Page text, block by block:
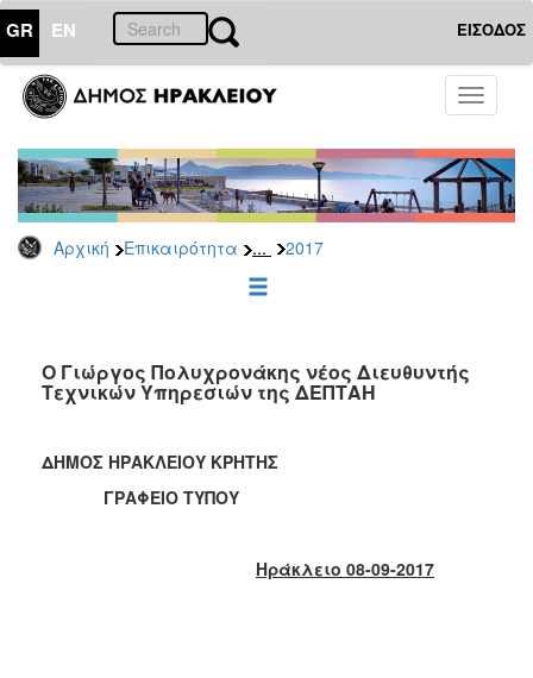
GR EN ΕΙΣΟΔΟΣ
Toggle
Αρχική Επικαιρότητα ... 2017
ΕΠΙΚΑΙΡΟΤΗΤΑ
Τύπου
Αρχείο
2026
2025
2022
2021
2019
2018
Ο Γιώργος Πολυχρονάκης νέος Διευθυντής
Τεχνικών Υπηρεσιών της ΔΕΠΤΑΗ
ΔΗΜΟΣ ΗΡΑΚΛΕΙΟΥ ΚΡΗΤΗΣ
ΓΡΑΦΕΙΟ ΤΥΠΟΥ
Ηράκλειο 08-09-2017